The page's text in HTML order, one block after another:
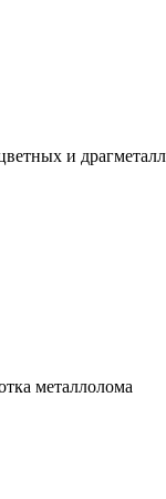
и
металлолома